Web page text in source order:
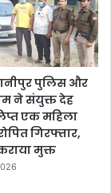
पुलिस और
ने संयुक्त देह
एक महिला
गिरफ्तार,
मुक्त